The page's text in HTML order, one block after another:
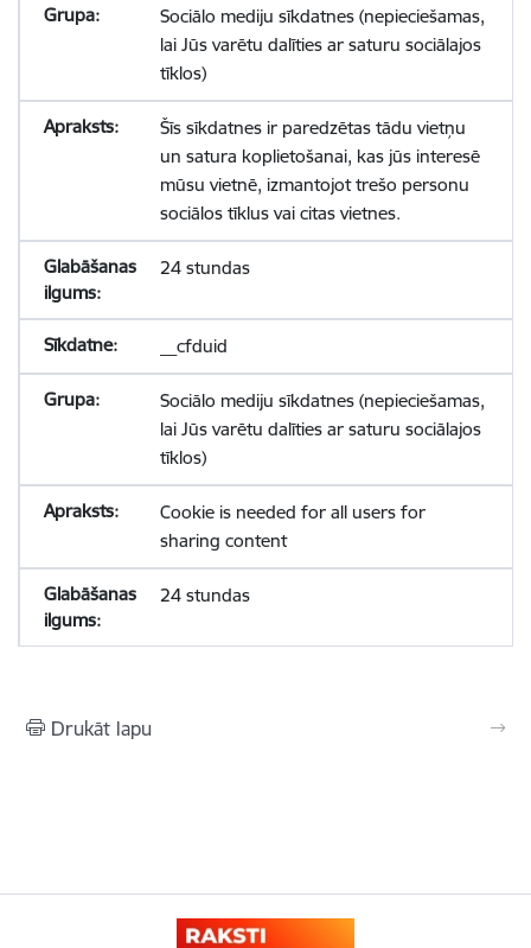
Sociālo mediju sīkdatnes (nepieciešamas,
lai Jūs varētu dalīties ar saturu sociālajos
tīklos)
Šīs sīkdatnes ir paredzētas tādu vietņu
un satura koplietošanai, kas jūs interesē
mūsu vietnē, izmantojot trešo personu
sociālos tīklus vai citas vietnes.
24 stundas
__cfduid
Sociālo mediju sīkdatnes (nepieciešamas,
lai Jūs varētu dalīties ar saturu sociālajos
tīklos)
Cookie is needed for all users for
sharing content
24 stundas
Drukāt lapu